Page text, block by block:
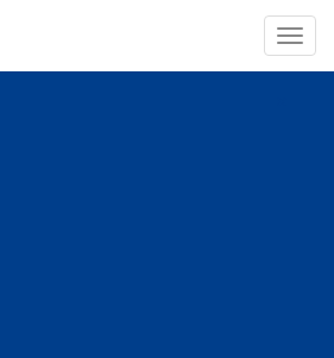
导
:400-999-4440】